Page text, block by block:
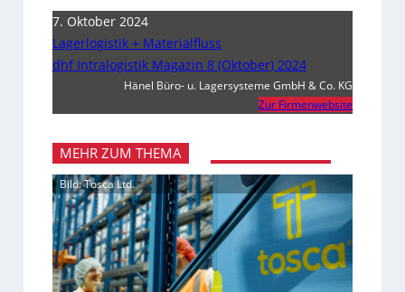
7. Oktober 2024
Lagerlogistik + Materialfluss
dhf Intralogistik Magazin 8 (Oktober) 2024
Hänel Büro- u. Lagersysteme GmbH & Co. KG
Zur Firmenwebsite
MEHR ZUM THEMA
Bild: Tosca Ltd.